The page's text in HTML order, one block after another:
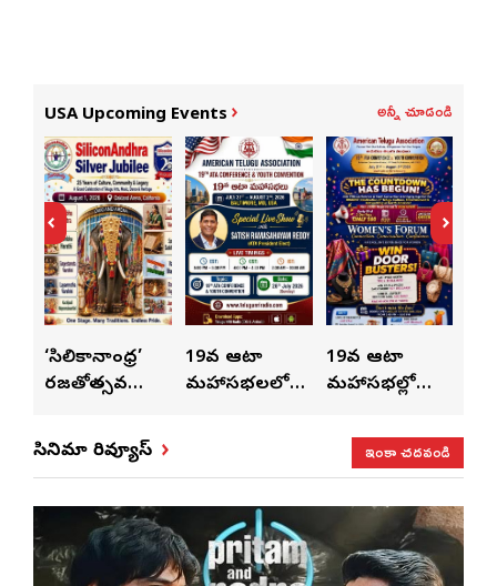
USA Upcoming Events అన్నీ చూడండి
‘సిలికానాంధ్ర’
రజతోత్సవ
కుంభ హారతి
19వ ఆటా
మహాసభలలో
19వ ఆటా
మహాసభల్లో
ప్రత్యేకంగా
‘ఉమెన్స్ ఫోరమ్’
సినిమా రివ్యూస్ ఇంకా చదవండి